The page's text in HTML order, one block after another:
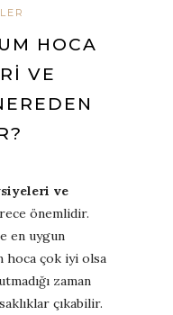
HOCA
VE
ve
önemlidir.
en uygun
hoca çok iyi olsa
zaman
çıkabilir.